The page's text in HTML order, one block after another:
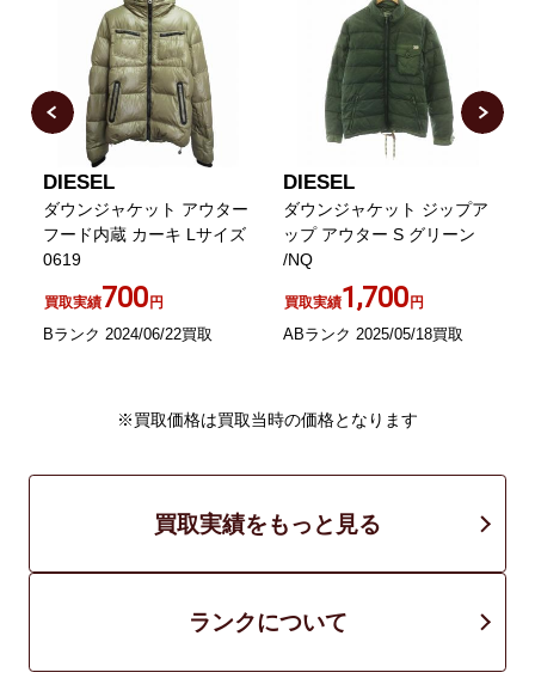
DIESEL
ダウンジャケット アウター
フード内蔵 カーキ Lサイズ
0619
買取実績700円
Bランク 2024/06/22買取
DIESEL
ダウンジャケット ジップア
ップ アウター S グリーン
/NQ
買取実績1,700円
ABランク 2025/05/18買取
※買取価格は買取当時の価格となります
買取実績をもっと見る
ランクについて